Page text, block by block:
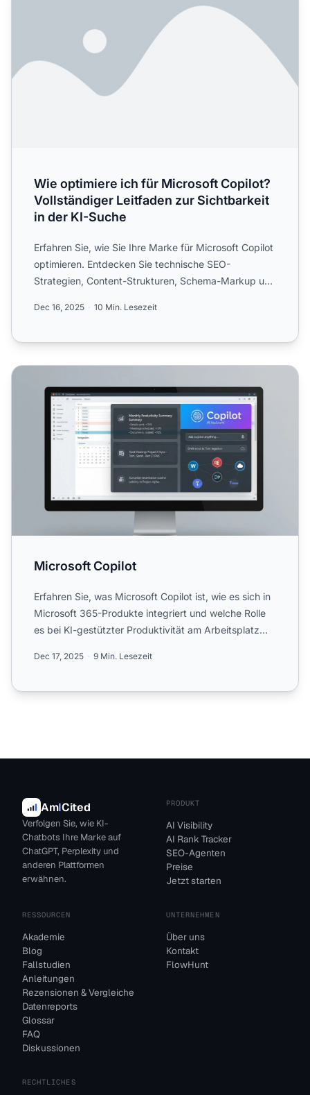
Wie optimiere ich für Microsoft Copilot?
Vollständiger Leitfaden zur Sichtbarkeit
in der KI-Suche
Erfahren Sie, wie Sie Ihre Marke für Microsoft Copilot
optimieren. Entdecken Sie technische SEO-
Strategien, Content-Strukturen, Schema-Markup und
Dec 16, 2025 10 Min. Lesezeit
Microsoft Copilot
Microsoft Copilot
Erfahren Sie, was Microsoft Copilot ist, wie es sich in
Microsoft 365-Produkte integriert und welche Rolle
es bei KI-gestützter Produktivität am Arbeitsplatz
Dec 17, 2025 9 Min. Lesezeit
AmICited
Verfolgen Sie, wie KI-
Chatbots Ihre Marke auf
ChatGPT, Perplexity und
anderen Plattformen
erwähnen.
PRODUKT
AI Visibility
AI Rank Tracker
SEO-Agenten
Preise
Jetzt starten
RESSOURCEN
Akademie
Blog
Fallstudien
Anleitungen
Rezensionen & Vergleiche
Datenreports
Glossar
FAQ
Diskussionen
UNTERNEHMEN
Über uns
Kontakt
FlowHunt
RECHTLICHES